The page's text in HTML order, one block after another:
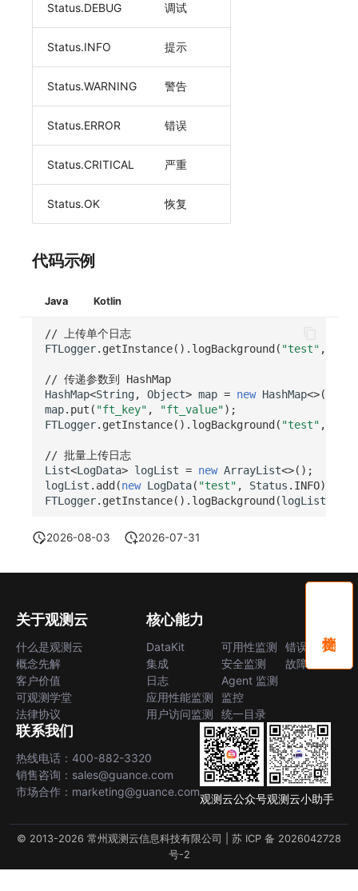
Status.DEBUG 调试
Status.INFO 提示
Status.WARNING 警告
Status.ERROR 错误
Status.CRITICAL 严重
Status.OK 恢复
代码示例
Java Kotlin
// 上传单个日志
FTLogger. getInstance(). logBackground( "test" ,
// 传递参数到 HashMap
HashMap<String, Object> map = new HashMap<>();
map. put ( "ft_key" , "ft_value");
FTLogger. getInstance(). logBackground( "test" ,
// 批量上传日志
List<LogData> logList = new ArrayList<>();
logList . add(new LogData( "test" , Status . INFO));
FTLogger. getInstance(). logBackground(logList
2026-08-03 2026-07-31
关于观测云
什么是观测云
概念先解
客户价值
可观测学堂
法律协议
核心能力
DataKit
集成
日志
应用性能监测
用户访问监测
可用性监测
安全监测
Agent 监测
监控
统一目录
错误中心
故障中心
联系我们
热线电话：400-882-3320
销售咨询：sales@guance.com
市场合作：marketing@guance.com
观测云公众号观测云小助手
© 2013-2026 常州观测云信息科技有限公司 | 苏 ICP 备 2026042728
号-2